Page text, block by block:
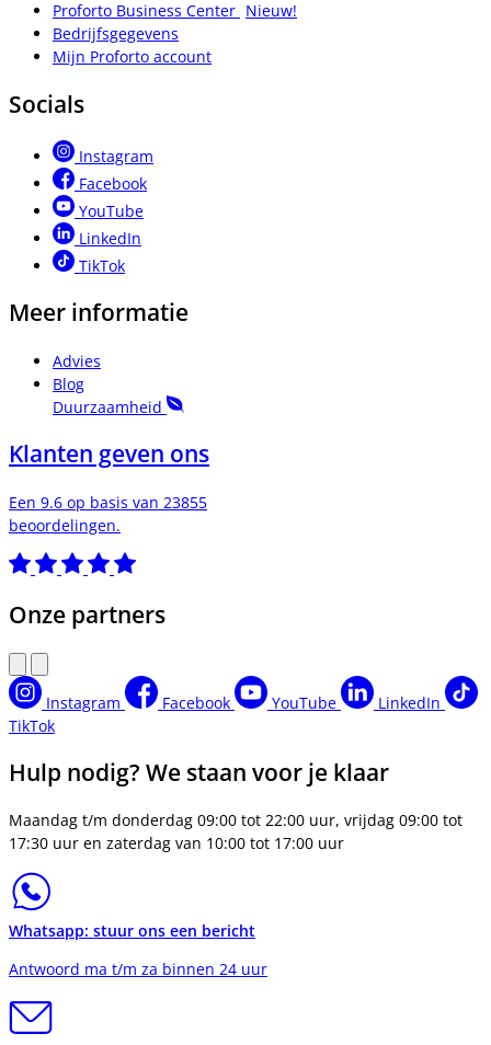
Proforto Business Center Nieuw!
Bedrijfsgegevens
Mijn Proforto account
Socials
Instagram
Facebook
YouTube
LinkedIn
TikTok
Meer informatie
Advies
Blog
Duurzaamheid
Klanten geven ons
Een 9.6 op basis van 23855
beoordelingen.
Onze partners
Instagram Facebook YouTube
LinkedIn
TikTok
Hulp nodig? We staan voor je klaar
Maandag t/m donderdag 09:00 tot 22:00 uur, vrijdag 09:00 tot
17:30 uur en zaterdag van 10:00 tot 17:00 uur
Whatsapp: stuur ons een bericht
Antwoord ma t/m za binnen 24 uur